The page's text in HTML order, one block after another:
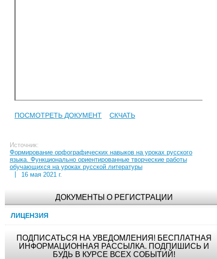
ПОСМОТРЕТЬ ДОКУМЕНТ СКЧАТЬ
Источник:
Формирование орфографических навыков на уроках русского
языка. Функционально ориентированные творческие работы
обучающихся на уроках русской литературы
16 мая 2021 г.
ДОКУМЕНТЫ О РЕГИСТРАЦИИ
ЛИЦЕНЗИЯ
ПОДПИСАТЬСЯ НА УВЕДОМЛЕНИЯ! БЕСПЛАТНАЯ
ИНФОРМАЦИОННАЯ РАССЫЛКА. ПОДПИШИСЬ И
БУДЬ В КУРСЕ ВСЕХ СОБЫТИЙ!